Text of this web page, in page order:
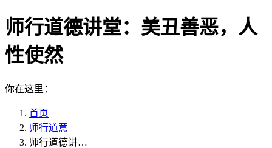
师行道德讲堂：美丑善恶，人
性使然
你在这里：
首页
师行道意
师行道德讲…